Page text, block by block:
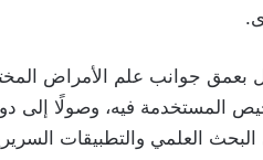
بعمق جوانب علم الأمراض
المستخدمة فيه، وصولًا إلى
العلمي والتطبيقات